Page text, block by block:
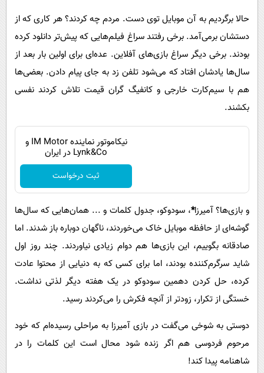
حالا برگردیم به آن موبایل توی دست. مردم چه کردند؟ هر کاری که از
دستشان برمی‌آمد. برخی رفتند سراغ فیلم‌هایی که پیش‌تر دانلود کرده
بودند. برخی دیگر سراغ بازی‌های آفلاین. عده‌ای برای اولین بار بعد از
سال‌ها یادشان افتاد که می‌شود تلفن زد به جای پیام دادن. بعضی‌ها
هم با سیم‌کارت خارجی و کانفیگ گران ‌قیمت تلاش کردند نفسی
بکشند.
نیکاموتور نماینده IM Motor و
Lynk&Co در ایران
ثبت درخواست
و بازی‌ها؟ آمیرزا*، سودوکو، جدول کلمات و ... همان‌هایی که سال‌ها
گوشه‌ای از حافظه موبایل خاک می‌خوردند، ناگهان دوباره باز شدند. اما
صادقانه بگوییم، این بازی‌ها هم دوام زیادی نیاوردند. چند روز اول
شاید سرگرم‌کننده بودند، اما برای کسی که به دنیایی از محتوا عادت
کرده، حل کردن دهمین سودوکو در یک هفته دیگر لذتی نداشت.
خستگی از تکرار، زودتر از آنچه فکرش را می‌کردند رسید.
دوستی به شوخی می‌گفت در بازی آمیرزا به مراحلی رسیده‌ام که خود
مرحوم فردوسی هم اگر زنده شود محال است این کلمات را در
شاهنامه پیدا کند!